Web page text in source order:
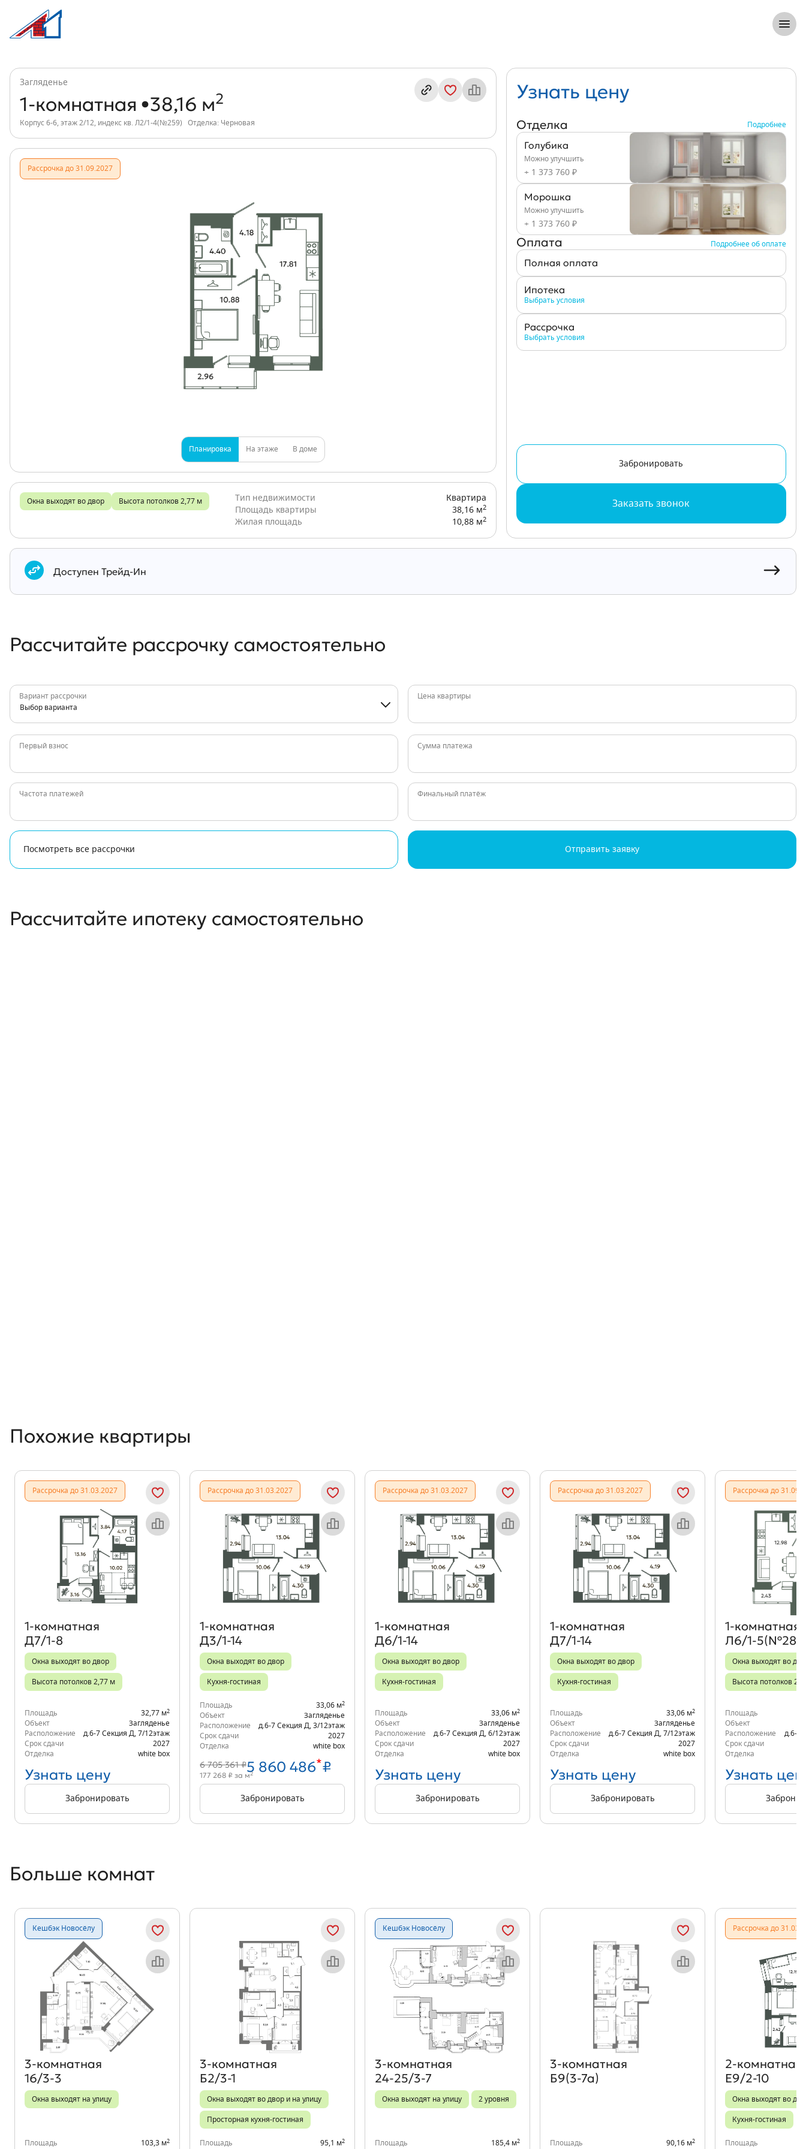
1-комнатная, 38 м², ЖК Загляденье, индекс кв. Л2/1-4(№259)
Информация о квартире
1-комнатная 38,16 м2
Загляденье
Корпус 6-6, этаж 2/12, индекс кв. Л2/1-4(№259) Отделка: Черновая
Рассрочка до 31.09.2027
Планировка На этаже В доме
Окна выходят во двор Высота потолков 2,77 м Тип недвижимости
Квартира
Площадь квартиры
38,16 м2
Жилая площадь 10,88 м2
Узнать цену
Отделка Подробнее
Голубика
Можно улучшить
+ 1 373 760 ₽
Морошка
Можно улучшить
+ 1 373 760 ₽
Оплата Подробнее об оплате
Полная оплата
Ипотека
Выбрать условия
Рассрочка
Выбрать условия
Забронировать
Заказать звонок
Документы
Доступен Трейд-Ин
Рассчитайте рассрочку самостоятельно
Вариант рассрочки
Выбор варианта
Цена квартиры
Первый взнос Сумма платежа
Частота платежей Финальный платёж
Посмотреть все рассрочки Отправить заявку
Рассчитайте ипотеку самостоятельно
Похожие квартиры
Рассрочка до 31.03.2027
Объект месяца
1‑комнатная
Д7/1-8
Окна выходят во двор
Высота потолков 2,77 м
Площадь 32,77 м2
Объект
Загляденье
Расположение
д.6-7 Секция Д 7/12этаж
Срок сдачи
2027
Отделка
white box
Узнать цену
Забронировать
Рассрочка до 31.03.2027
Объект месяца
1‑комнатная
Д3/1-14
Окна выходят во двор
Кухня-гостиная
Площадь 33,06 м2
Объект
Загляденье
Расположение
д.6-7 Секция Д 3/12этаж
Срок сдачи
2027
Отделка
white box
6 705 361 ₽5 860 486*₽
177 268 ₽ за м2
Забронировать
Рассрочка до 31.03.2027
Объект месяца
1‑комнатная
Д6/1-14
Окна выходят во двор
Кухня-гостиная
Площадь 33,06 м2
Объект
Загляденье
Расположение
д.6-7 Секция Д 6/12этаж
Срок сдачи
2027
Отделка
white box
Узнать цену
Забронировать
Рассрочка до 31.03.2027
Объект месяца
1‑комнатная
Д7/1-14
Окна выходят во двор
Кухня-гостиная
Площадь 33,06 м2
Объект
Загляденье
Расположение
д.6-7 Секция Д 7/12этаж
Срок сдачи
2027
Отделка
white box
Узнать цену
Забронировать
Рассрочка до
1‑комнатная
Л6/1-5(№281)
Окна выходят во
Высота потолков
Площадь
Объект
Расположение
д.6-6
Срок сдачи
Отделка
Узнать
Больше комнат
Кешбэк Новосёлу
Объект месяца
3‑комнатная
16/3-3
Окна выходят на улицу
Площадь 103,3 м2
Объект месяца
3‑комнатная
Б2/3-1
Окна выходят во двор и на улицу
Просторная кухня-гостиная
Площадь 95,1 м2
Кешбэк Новосёлу
3‑комнатная
24-25/3-7
Окна выходят на улицу 2 уровня
Площадь 185,4 м2
Объект месяца
3‑комнатная
Б9(3-7а)
Площадь 90,16 м2
Рассрочка до
2‑комнатная
Е9/2-10
Окна выходят во
Кухня-гостиная
Площадь